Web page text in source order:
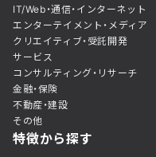
IT/Web・通信・インターネット
エンターテイメント・メディア
クリエイティブ・受託開発
サービス
コンサルティング・リサーチ
金融・保険
不動産・建設
その他
特徴から探す